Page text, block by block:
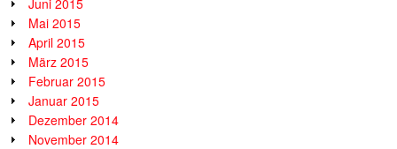
Juni 2015
Mai 2015
April 2015
März 2015
Februar 2015
Januar 2015
Dezember 2014
November 2014